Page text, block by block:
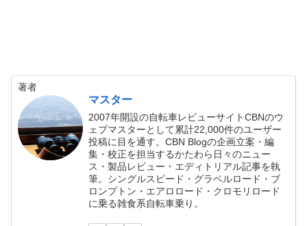
著者
マスター
2007年開設の自転車レビューサイトCBNのウ
ェブマスターとして累計22,000件のユーザー
投稿に目を通す。CBN Blogの企画立案・編
集・校正を担当するかたわら日々のニュー
ス・製品レビュー・エディトリアル記事を執
筆。シングルスピード・グラベルロード・ブ
ロンプトン・エアロロード・クロモリロード
に乗る雑食系自転車乗り。